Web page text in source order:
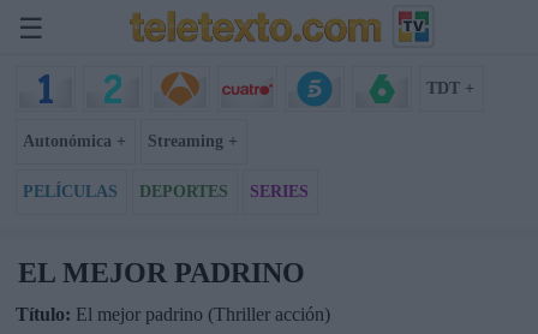
☰
TDT +
Autonómica + Streaming +
PELÍCULAS DEPORTES SERIES
EL MEJOR PADRINO
Título: El mejor padrino (Thriller acción)